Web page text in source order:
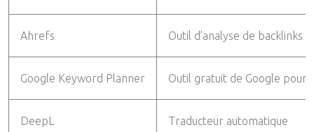
Ahrefs Outil d’analyse de backlinks
Google Keyword Planner Outil gratuit de Google pour
DeepL Traducteur automatique